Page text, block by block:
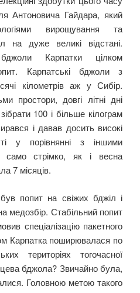
Антоновича Гайдара, який
вирощування та
на дуже великі відстані.
Карпатки цілком
Карпатські бджоли з
кілометрів аж у Сибір.
простори, довгі літні дні
100 і більше кілограм
і давав досить високі
у порівнянні з іншими
само стрімко, як і весна
7 місяців.
попит на свіжих бджіл і
медозбір. Стабільний попит
спеціалізацію пакетного
Карпатка поширювалася по
територіях тогочасної
бджола? Звичайно була,
Головною метою такого